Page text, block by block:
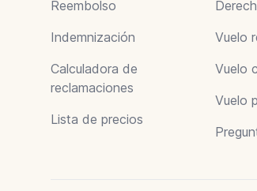
Reembolso
Indemnización
Calculadora de
reclamaciones
Lista de precios
Vuelo
Vuelo
Vuelo